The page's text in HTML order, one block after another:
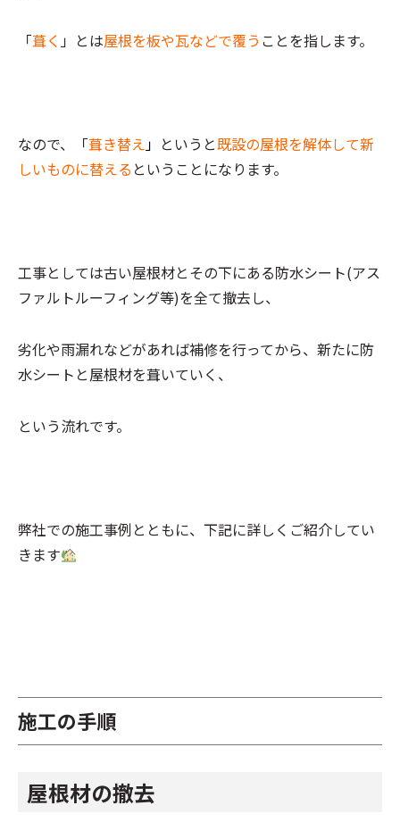
「葺く 」とは屋根を板や瓦などで覆う ことを指します。
なので、「葺き替え」 というと既設の屋根を解体して新
しいものに替える ということになります。
工事としては古い屋根材とその下にある防水シート(アス
ファルトルーフィング等)を全て撤去し、
劣化や雨漏れなどがあれば補修を行ってから、新たに防
水シートと屋根材を葺いていく、
という流れです。
弊社での施工事例とともに、下記に詳しくご紹介してい
きます
施工の手順
屋根材の撤去